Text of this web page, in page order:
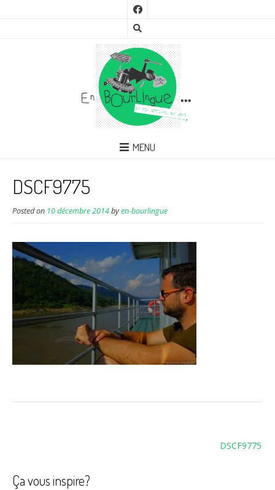
MENU
DSCF9775
Posted on 10 décembre 2014byen-bourlingue
DSCF9775
Ça vous inspire?